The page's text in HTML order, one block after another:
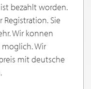
bezahlt worden.
Sie
Wir konnen
Wir
mit deutsche